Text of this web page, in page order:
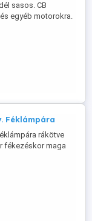
sasos. CB
egyéb motorokra.
Féklámpára
rákötve
fékezéskor maga
közúti forgalomba,
Eredeti japán.